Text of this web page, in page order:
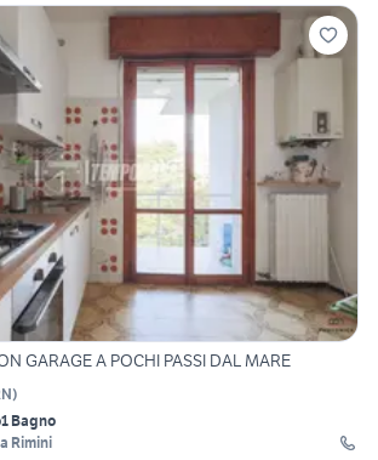
GARAGE A POCHI PASSI DAL MARE
)
1 Bagno
Rimini